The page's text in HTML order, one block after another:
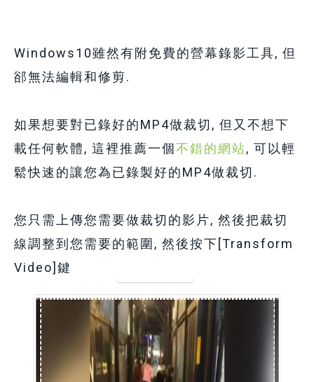
Windows10雖然有附免費的營幕錄影工具, 但
郤無法編輯和修剪.
如果想要對已錄好的MP4做裁切, 但又不想下
載任何軟體, 這裡推薦一個不錯的網站, 可以輕
鬆快速的讓您為已錄製好的MP4做裁切.
您只需上傳您需要做裁切的影片, 然後把裁切
線調整到您需要的範圍, 然後按下[Transform
Video]鍵